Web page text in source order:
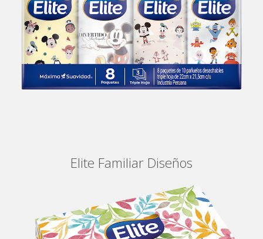
Elite Familiar Diseños